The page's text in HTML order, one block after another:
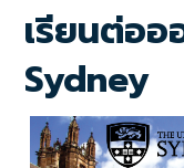
เรียนต่ออ
Sydney